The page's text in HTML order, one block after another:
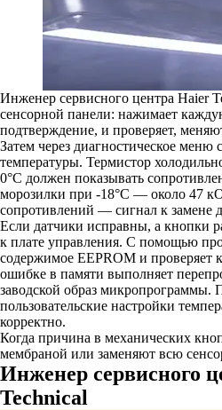
Инженер сервисного центра Haier
сенсорной панели: нажимает
подтверждение, и проверяет,
Затем через диагностическое меню
температуры. Термистор
0°C должен показывать
морозилки при -18°C — около 47
сопротивлений — сигнал к замене
Если датчики исправны, а кнопки
к плате управления. С помощью
содержимое EEPROM и проверяет
ошибке в памяти выполняет
заводской образ микропрограммы.
пользовательские настройки
корректно.
Когда причина в механических
мембраной или заменяют всю
Инженер сервисного
Technical